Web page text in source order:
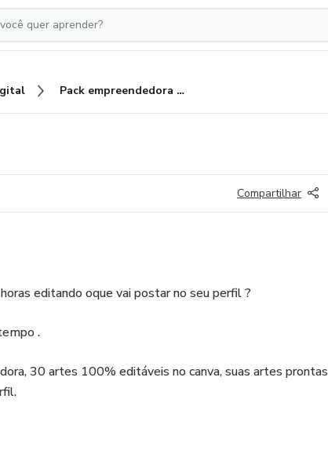
Pack empreendedora purple
Compartilhar
editando oque vai postar no seu perfil ?
.
30 artes 100% editáveis no canva, suas artes prontas